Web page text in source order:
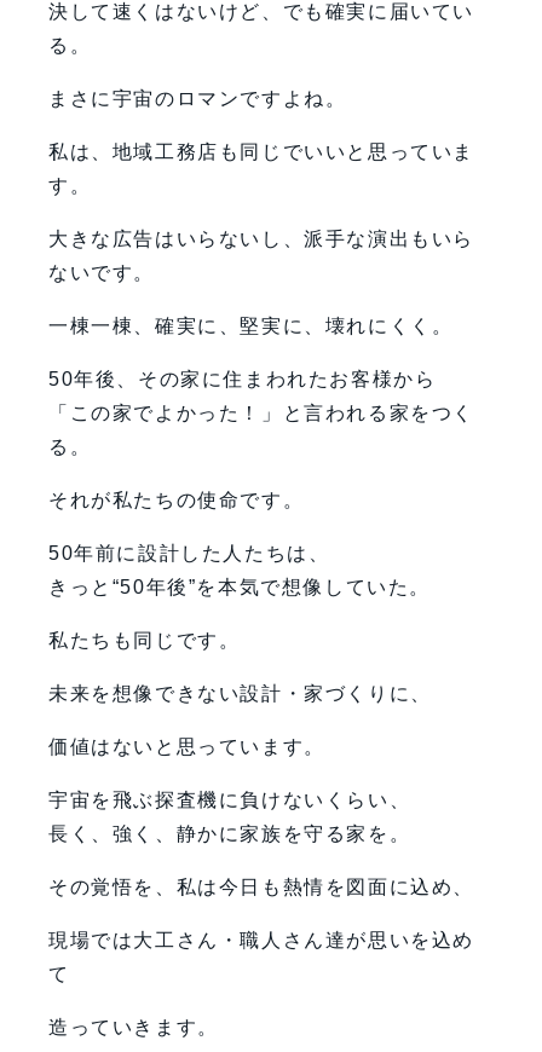
決して速くはないけど、でも確実に届いてい
る。
まさに宇宙のロマンですよね。
私は、地域工務店も同じでいいと思っていま
す。
大きな広告はいらないし、派手な演出もいら
ないです。
一棟一棟、確実に、堅実に、壊れにくく。
50年後、その家に住まわれたお客様から
「この家でよかった！」と言われる家をつく
る。
それが私たちの使命です。
50年前に設計した人たちは、
きっと“50年後”を本気で想像していた。
私たちも同じです。
未来を想像できない設計・家づくりに、
価値はないと思っています。
宇宙を飛ぶ探査機に負けないくらい、
長く、強く、静かに家族を守る家を。
その覚悟を、私は今日も熱情を図面に込め、
現場では大工さん・職人さん達が思いを込め
て
造っていきます。